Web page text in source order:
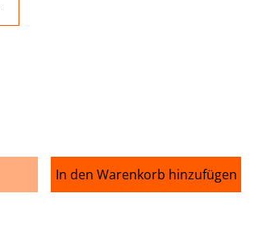
In den Warenkorb hinzufügen